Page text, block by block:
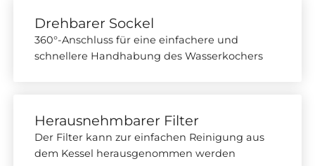
Drehbarer Sockel
360°-Anschluss für eine einfachere und
schnellere Handhabung des Wasserkochers
Herausnehmbarer Filter
Der Filter kann zur einfachen Reinigung aus
dem Kessel herausgenommen werden